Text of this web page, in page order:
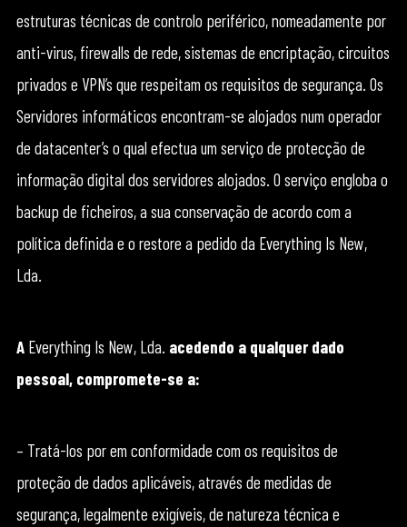
estruturas técnicas de controlo periférico, nomeadamente por
anti-virus, firewalls de rede, sistemas de encriptação, circuitos
privados e VPN’s que respeitam os requisitos de segurança. Os
Servidores informáticos encontram-se alojados num operador
de datacenter’s o qual efectua um serviço de protecção de
informação digital dos servidores alojados. O serviço engloba o
backup de ficheiros, a sua conservação de acordo com a
política definida e o restore a pedido da Everything Is New,
Lda.
AEverything Is New, Lda. acedendo a qualquer dado
pessoal, compromete-se a:
– Tratá-los por em conformidade com os requisitos de
proteção de dados aplicáveis, através de medidas de
segurança, legalmente exigíveis, de natureza técnica e